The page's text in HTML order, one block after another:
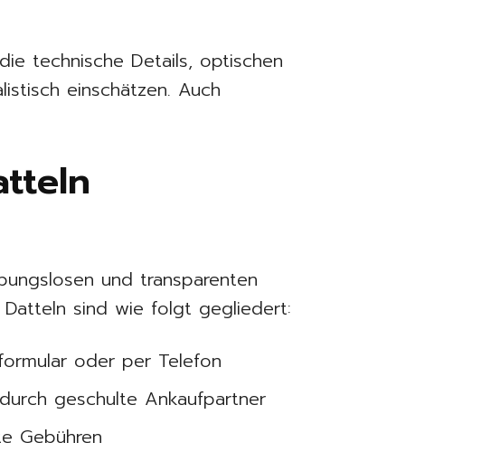
technische Details, optischen
einschätzen. Auch
und transparenten
sind wie folgt gegliedert:
oder per Telefon
geschulte Ankaufpartner
Gebühren